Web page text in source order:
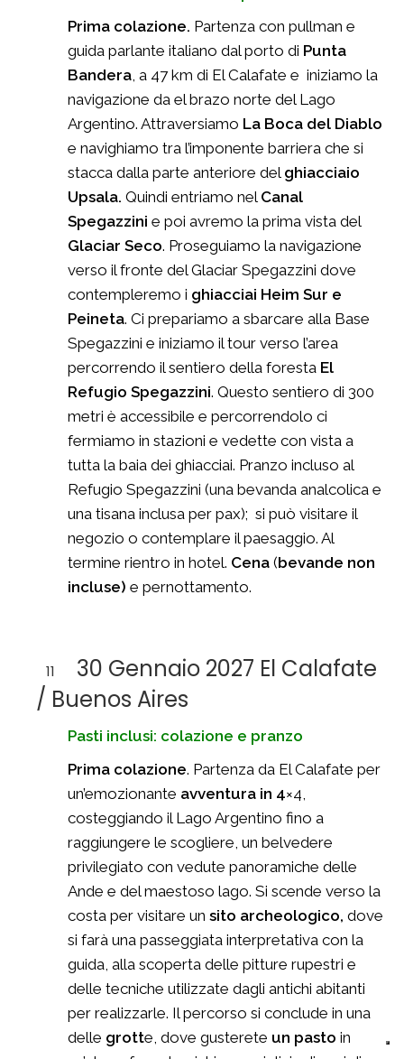
Prima colazione. Partenza con pullman e
guida parlante italiano dal porto di Punta
Bandera, a 47 km di El Calafate e iniziamo la
navigazione da el brazo norte del Lago
Argentino. Attraversiamo La Boca del Diablo
e navighiamo tra l’imponente barriera che si
stacca dalla parte anteriore del ghiacciaio
Upsala. Quindi entriamo nel Canal
Spegazzini e poi avremo la prima vista del
Glaciar Seco. Proseguiamo la navigazione
verso il fronte del Glaciar Spegazzini dove
contempleremo i ghiacciai Heim Sur e
Peineta. Ci prepariamo a sbarcare alla Base
Spegazzini e iniziamo il tour verso l’area
percorrendo il sentiero della foresta El
Refugio Spegazzini. Questo sentiero di 300
metri è accessibile e percorrendolo ci
fermiamo in stazioni e vedette con vista a
tutta la baia dei ghiacciai. Pranzo incluso al
Refugio Spegazzini (una bevanda analcolica e
una tisana inclusa per pax); si può visitare il
negozio o contemplare il paesaggio. Al
termine rientro in hotel. Cena (bevande non
incluse) e pernottamento.
11
30 Gennaio 2027 El Calafate
/ Buenos Aires
Pasti inclusi: colazione e pranzo
Prima colazione. Partenza da El Calafate per
un’emozionante avventura in 4×4,
costeggiando il Lago Argentino fino a
raggiungere le scogliere, un belvedere
privilegiato con vedute panoramiche delle
Ande e del maestoso lago. Si scende verso la
costa per visitare un sito archeologico, dove
si farà una passeggiata interpretativa con la
guida, alla scoperta delle pitture rupestri e
delle tecniche utilizzate dagli antichi abitanti
per realizzarle. Il percorso si conclude in una
delle grotte, dove gusterete un pasto in